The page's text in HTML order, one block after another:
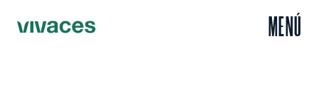
MENÚ